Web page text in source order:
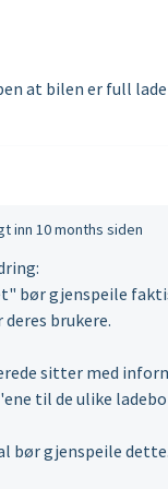
at bilen er full
inn 10 months siden
bør gjenspeile
brukere.
sitter med
til de ulike
bør gjenspeile